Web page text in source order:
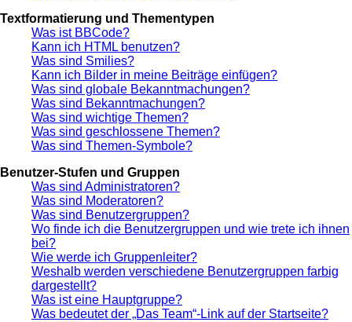
Textformatierung und Thementypen
Was ist BBCode?
Kann ich HTML benutzen?
Was sind Smilies?
Kann ich Bilder in meine Beiträge einfügen?
Was sind globale Bekanntmachungen?
Was sind Bekanntmachungen?
Was sind wichtige Themen?
Was sind geschlossene Themen?
Was sind Themen-Symbole?
Benutzer-Stufen und Gruppen
Was sind Administratoren?
Was sind Moderatoren?
Was sind Benutzergruppen?
Wo finde ich die Benutzergruppen und wie trete ich ihnen
bei?
Wie werde ich Gruppenleiter?
Weshalb werden verschiedene Benutzergruppen farbig
dargestellt?
Was ist eine Hauptgruppe?
Was bedeutet der „Das Team“-Link auf der Startseite?